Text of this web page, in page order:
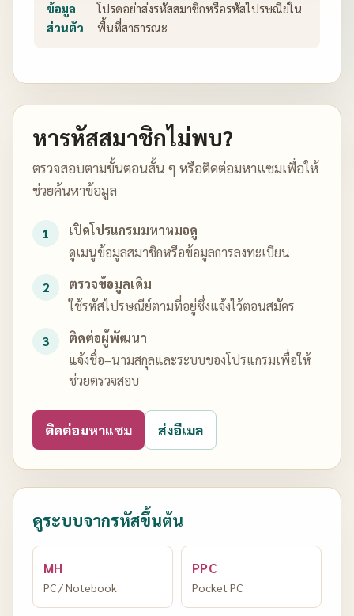
ข้อมูล
ส่วนตัว
โปรดอย่าส่งรหัสสมาชิกหรือรหัสไปรษณีย์ใน
พื้นที่สาธารณะ
หารหัสสมาชิกไม่พบ?
ตรวจสอบตามขั้นตอนสั้น ๆ หรือติดต่อมหาแซมเพื่อให้
ช่วยค้นหาข้อมูล
1
เปิดโปรแกรมมหาหมอดู
ดูเมนูข้อมูลสมาชิกหรือข้อมูลการลงทะเบียน
2
ตรวจข้อมูลเดิม
ใช้รหัสไปรษณีย์ตามที่อยู่ซึ่งแจ้งไว้ตอนสมัคร
3
ติดต่อผู้พัฒนา
แจ้งชื่อ–นามสกุลและระบบของโปรแกรมเพื่อให้
ช่วยตรวจสอบ
ติดต่อมหาแซม ส่งอีเมล
ดูระบบจากรหัสขึ้นต้น
MH
PC / Notebook
PPC
Pocket PC